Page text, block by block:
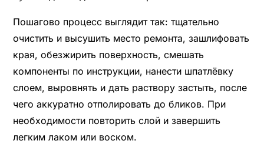
Пошагово процесс выглядит так: тщательно
очистить и высушить место ремонта, зашлифовать
края, обезжирить поверхность, смешать
компоненты по инструкции, нанести шпатлёвку
слоем, выровнять и дать раствору застыть, после
чего аккуратно отполировать до бликов. При
необходимости повторить слой и завершить
легким лаком или воском.